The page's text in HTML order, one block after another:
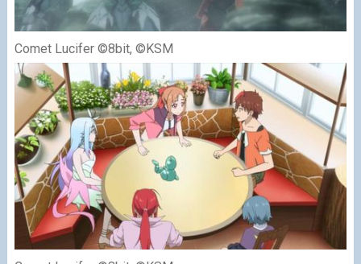
Comet Lucifer ©8bit, ©KSM